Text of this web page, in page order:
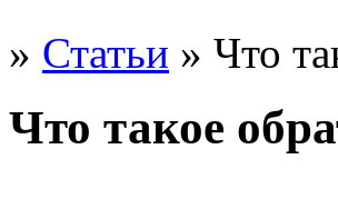
» Статьи » Что
Что такое